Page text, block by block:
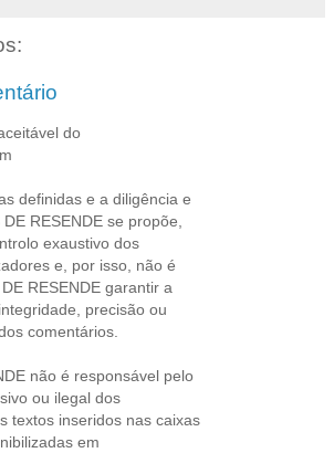
do
definidas e a diligência e
RESENDE se propõe,
exaustivo dos
e, por isso, não é
RESENDE garantir a
precisão ou
comentários.
não é responsável pelo
ou ilegal dos
textos inseridos nas caixas
em